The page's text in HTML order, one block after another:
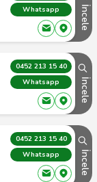
Whatsapp
İncele
0452 213 15 40
Whatsapp
İncele
0452 213 15 40
Whatsapp
İncele